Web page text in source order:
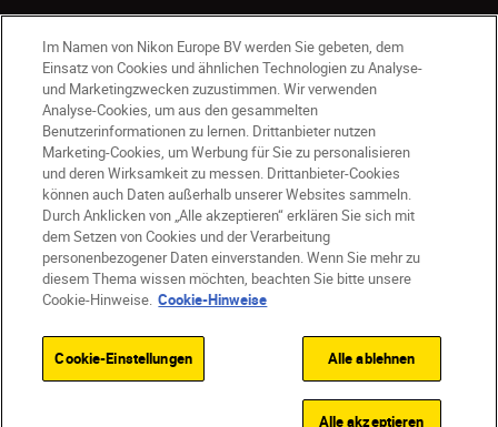
CH Nikon Sites
Kontaktieren Sie uns
Datenschutzhinweis
Nutzungsbedingungen
Geschäftsbedingungen des Nikon Stores
Cookie-Hinweise
Barrierefreiheit
Cookie-Einstellungen
© 2026 Nikon
SKIP
Im Namen von Nikon Europe BV werden Sie gebeten, dem
Einsatz von Cookies und ähnlichen Technologien zu Analyse-
und Marketingzwecken zuzustimmen. Wir verwenden
Analyse-Cookies, um aus den gesammelten
Benutzerinformationen zu lernen. Drittanbieter nutzen
Marketing-Cookies, um Werbung für Sie zu personalisieren
und deren Wirksamkeit zu messen. Drittanbieter-Cookies
können auch Daten außerhalb unserer Websites sammeln.
Durch Anklicken von „Alle akzeptieren“ erklären Sie sich mit
dem Setzen von Cookies und der Verarbeitung
personenbezogener Daten einverstanden. Wenn Sie mehr zu
diesem Thema wissen möchten, beachten Sie bitte unsere
Cookie-Hinweise. Cookie-Hinweise
Cookie-Einstellungen Alle ablehnen
Alle akzeptieren